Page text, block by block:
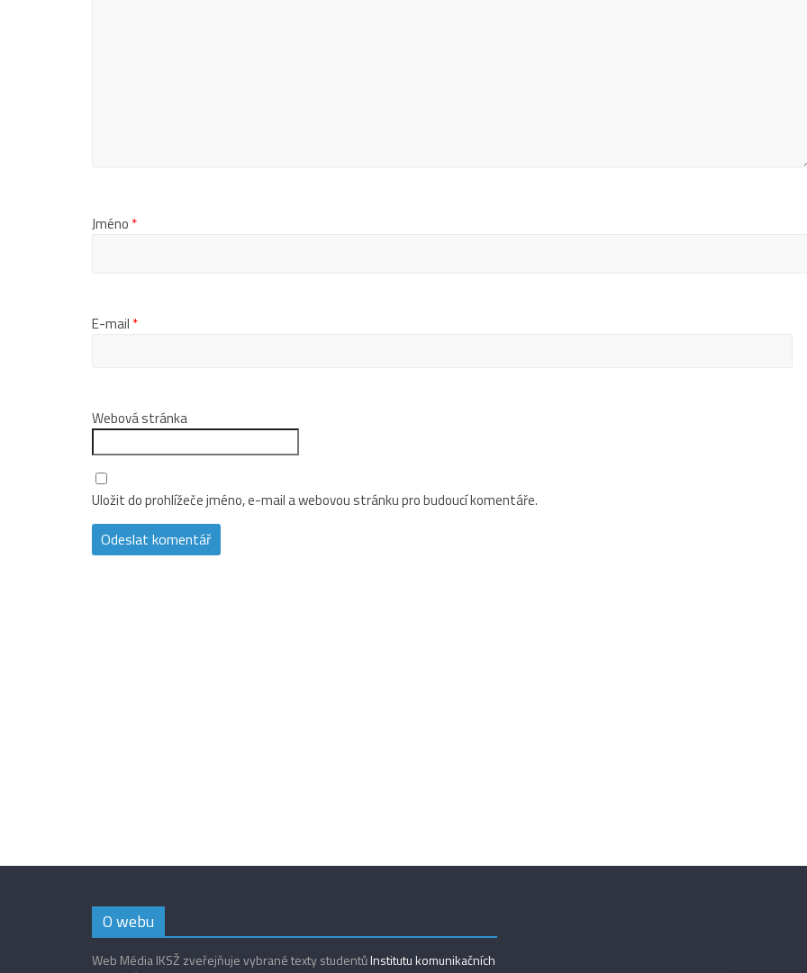
Jméno *
E-mail *
Webová stránka
Uložit do prohlížeče jméno, e-mail a webovou stránku pro budoucí komentáře.
O webu
Web Média IKSŽ zveřejňuje vybrané texty studentůInstitutu komunikačních